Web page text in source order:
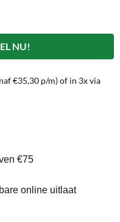
NU!
€35,30 p/m) of in 3x via
€75
online uitlaat